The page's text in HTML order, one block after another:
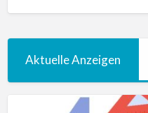
Aktuelle Anzeigen
Mathematik